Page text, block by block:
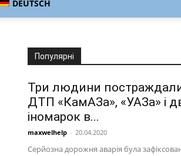
DEUTSCH
Популярні
Три людини
ДТП «КамАЗа», «УАЗа» і
іномарок в...
maxwelhelp - 20.04.2020
Серйозна дорожня аварія була